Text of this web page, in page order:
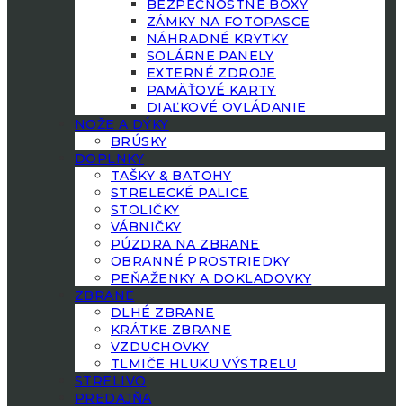
BEZPEČNOSTNÉ BOXY
ZÁMKY NA FOTOPASCE
NÁHRADNÉ KRYTKY
SOLÁRNE PANELY
EXTERNÉ ZDROJE
PAMÄŤOVÉ KARTY
DIAĽKOVÉ OVLÁDANIE
NOŽE A DÝKY
BRÚSKY
DOPLNKY
TAŠKY & BATOHY
STRELECKÉ PALICE
STOLIČKY
VÁBNIČKY
PÚZDRA NA ZBRANE
OBRANNÉ PROSTRIEDKY
PEŇAŽENKY A DOKLADOVKY
ZBRANE
DLHÉ ZBRANE
KRÁTKE ZBRANE
VZDUCHOVKY
TLMIČE HLUKU VÝSTRELU
STRELIVO
PREDAJŇA